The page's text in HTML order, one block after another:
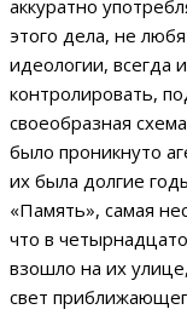
аккуратно
этого дела, не
идеологии, всегда
контролировать,
своеобразная
было проникнуто
их была долгие
«Память», самая
что в
взошло на их
свет